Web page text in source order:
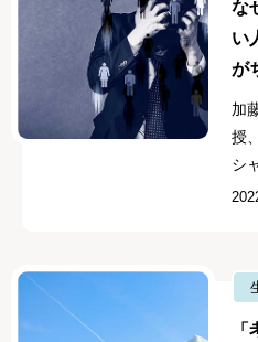
な
い
が
加
授
シ